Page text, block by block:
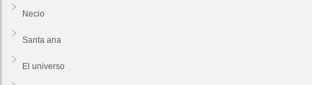
Necio
Santa ana
El universo